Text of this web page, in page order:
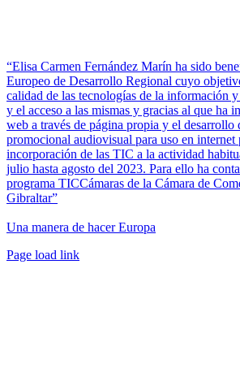
“Elisa Carmen Fernández Marín ha sido
Europeo de Desarrollo Regional cuyo
calidad de las tecnologías de la información
y el acceso a las mismas y gracias al que ha
web a través de página propia y el desarrollo
promocional audiovisual para uso en internet
incorporación de las TIC a la actividad
julio hasta agosto del 2023. Para ello ha
programa TICCámaras de la Cámara de
Gibraltar”
Una manera de hacer Europa
Facebook
Twitter
Instagram
Pinterest
Page load link